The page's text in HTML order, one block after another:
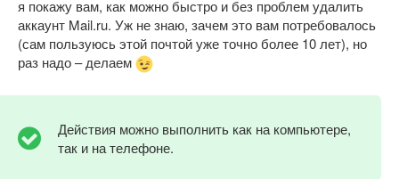
я покажу вам, как можно быстро и без проблем удалить
аккаунт Mail.ru. Уж не знаю, зачем это вам потребовалось
(сам пользуюсь этой почтой уже точно более 10 лет), но
раз надо – делаем
Действия можно выполнить как на компьютере,
так и на телефоне.